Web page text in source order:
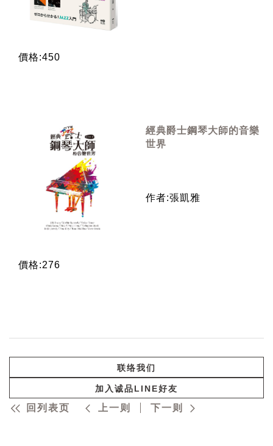
價格:450
經典爵士鋼琴大師的音樂
世界
作者:張凱雅
價格:276
联络我们
加入诚品LINE好友
回列表页 上一则 下一则